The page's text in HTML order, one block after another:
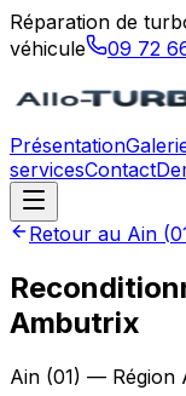
Réparation de
véhicule
09 72
Présentation
servicesContact
Retour au Ain (
Ambutrix
Ain (01) — Région